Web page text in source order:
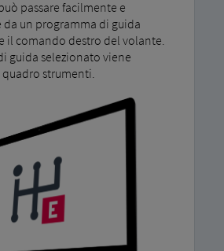
passare facilmente e
un programma di guida
il comando destro del volante.
guida selezionato viene
strumenti.